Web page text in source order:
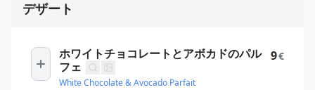
デザート
ホワイトチョコレートとアボカドのパル
フェ
White Chocolate & Avocado Parfait
9€